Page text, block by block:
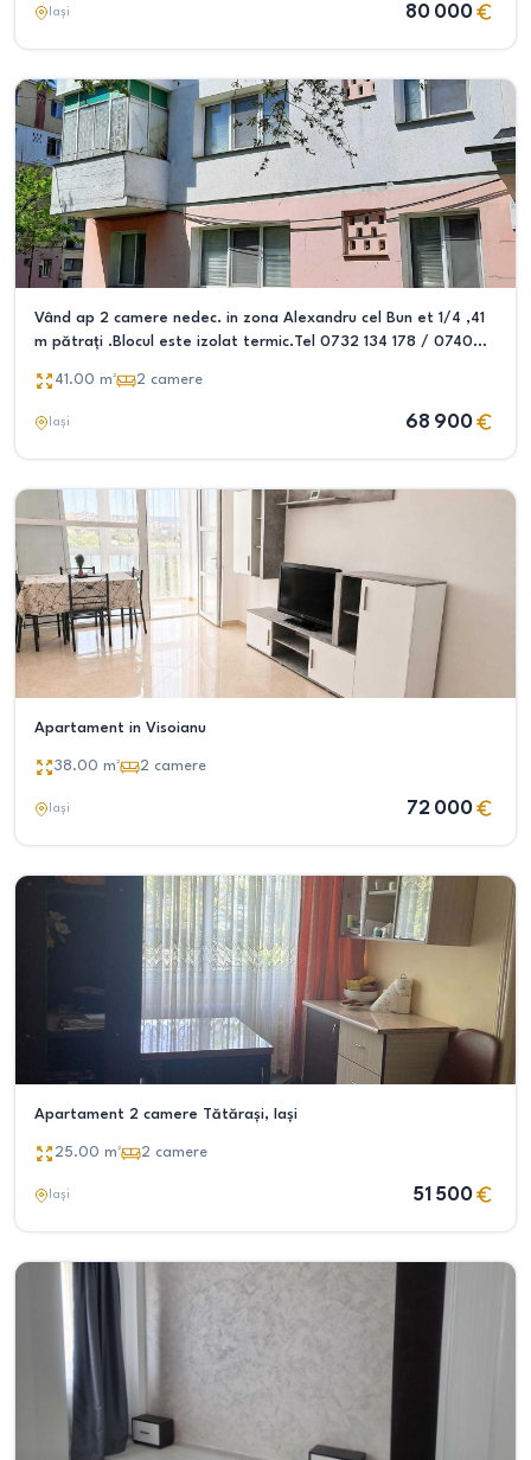
Iași 80 000
Vând ap 2 camere nedec. in zona Alexandru cel Bun et 1/4 ,41
m pătrați .Blocul este izolat termic.Tel 0732 134 178 / 0740
41.00 m² 2 camere
Iași 68 900
Apartament in Visoianu
38.00 m² 2 camere
Iași 72 000
Apartament 2 camere Tătărași, Iași
25.00 m² 2 camere
Iași 51 500